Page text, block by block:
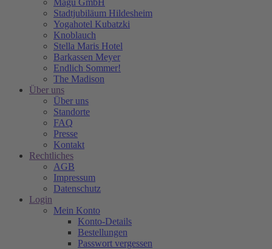
Magu GmbH
Stadtjubiläum Hildesheim
Yogahotel Kubatzki
Knoblauch
Stella Maris Hotel
Barkassen Meyer
Endlich Sommer!
The Madison
Über uns
Über uns
Standorte
FAQ
Presse
Kontakt
Rechtliches
AGB
Impressum
Datenschutz
Login
Mein Konto
Konto-Details
Bestellungen
Passwort vergessen